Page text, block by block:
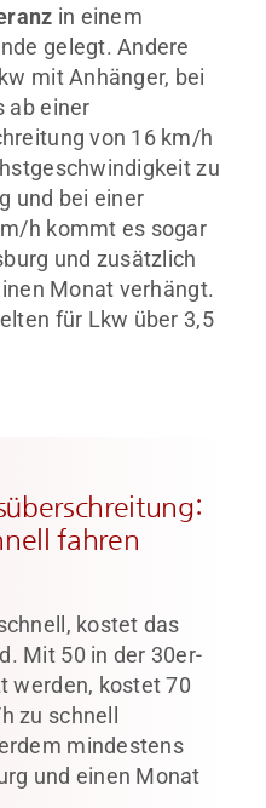
in einem
gelegt. Andere
mit Anhänger, bei
ab einer
von 16 km/h
zu
und bei einer
h kommt es sogar
und zusätzlich
Monat verhängt.
für Lkw über 3,5
fahren
kostet das
Mit 50 in der 30er-
werden, kostet 70
zu schnell
mindestens
und einen Monat